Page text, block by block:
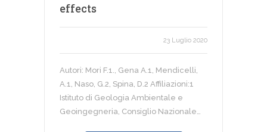
effects
23 Luglio 2020
Autori: Mori F.1., Gena A.1, Mendicelli,
A.1, Naso, G.2, Spina, D.2 Affiliazioni:1
Istituto di Geologia Ambientale e
Geoingegneria, Consiglio Nazionale…